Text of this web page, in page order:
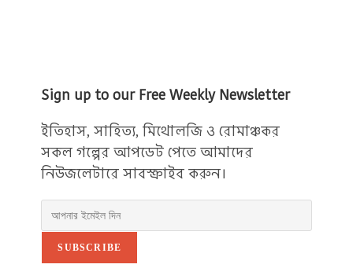
Sign up to our Free Weekly Newsletter
ইতিহাস, সাহিত্য, মিথোলজি ও রোমাঞ্চকর
সকল গল্পের আপডেট পেতে আমাদের
নিউজলেটারে সাবস্ক্রাইব করুন।
SUBSCRIBE